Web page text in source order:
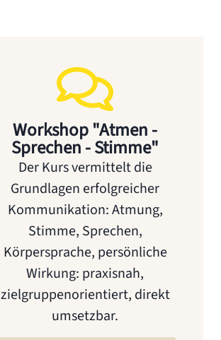
Workshop "Atmen -
Sprechen - Stimme"
Der Kurs vermittelt die
Grundlagen erfolgreicher
Kommunikation: Atmung,
Stimme, Sprechen,
Körpersprache, persönliche
Wirkung: praxisnah,
zielgruppenorientiert, direkt
umsetzbar.